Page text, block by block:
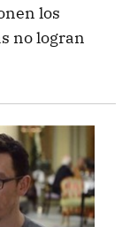
los
no logran